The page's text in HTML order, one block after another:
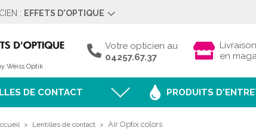
: EFFETS D'OPTIQUE
Rue des Moulins 5
04257.67.37
Voir sur le plan
Déjà
Weiss Optik
Votre opticien au
04257.67.37
Livraison
en
DE CONTACT PRODUITS
> Lentilles de contact > Air Optix colors